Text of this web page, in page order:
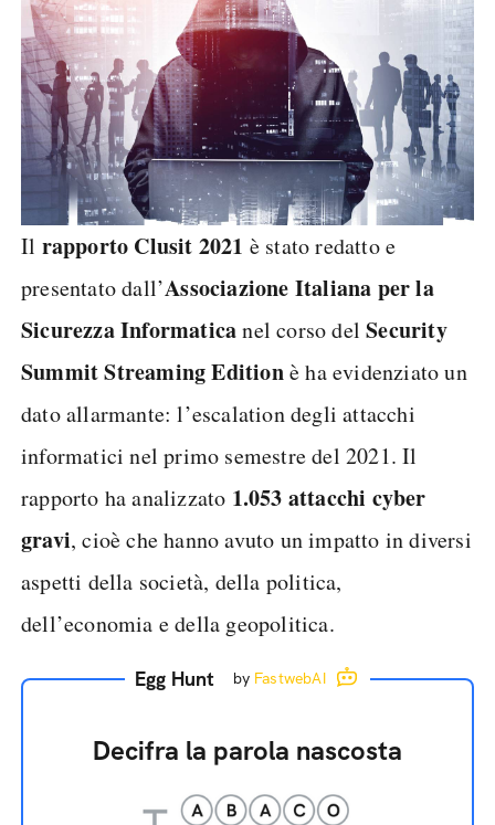
Il rapporto Clusit 2021 è stato redatto e
presentato dall’Associazione Italiana per la
Sicurezza Informaticanel corso delSecurity
Summit Streaming Editionè ha evidenziato un
dato allarmante: l’escalation degli attacchi
informatici nel primo semestre del 2021. Il
rapporto ha analizzato 1.053 attacchi cyber
gravi, cioè che hanno avuto un impatto in diversi
aspetti della società, della politica,
dell’economia e della geopolitica.
Egg Hunt by FastwebAI
Decifra la parola nascosta